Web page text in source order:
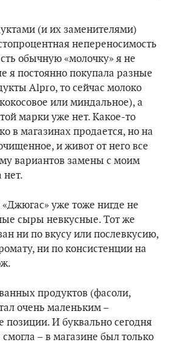
(и их заменителями)
непереносимость
обычную «молочку» я не
я постоянно покупала разные
Alpro, то сейчас молоко
или миндальное), а
марки уже нет. Какое-то
в магазинах продается, но на
и живот от него все
вариантов замены с моим
нет.
уже тоже нигде не
сыры невкусные. Тот же
ни по вкусу или послевкусию,
ни по консистенции на
продуктов (фасоли,
очень маленьким –
И буквально сегодня
– в магазине был только